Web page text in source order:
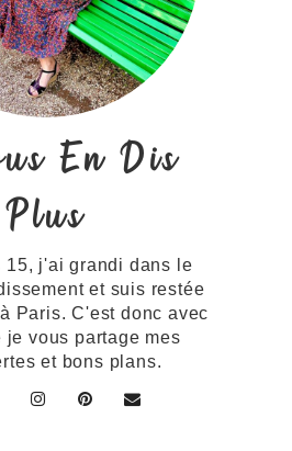
En Dis
Plus
15, j'ai grandi dans le
et suis restée
Paris. C'est donc avec
je vous partage mes
et bons plans.